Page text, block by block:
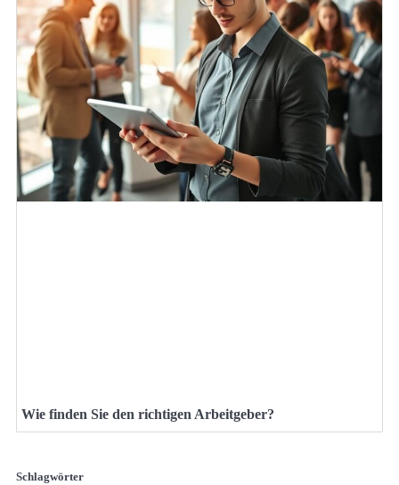
Wie finden Sie den richtigen Arbeitgeber?
Schlagwörter